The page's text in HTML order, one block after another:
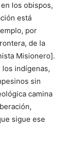
los obispos,
está
por
de la
Misionero].
los indígenas,
sin
camina
sigue ese